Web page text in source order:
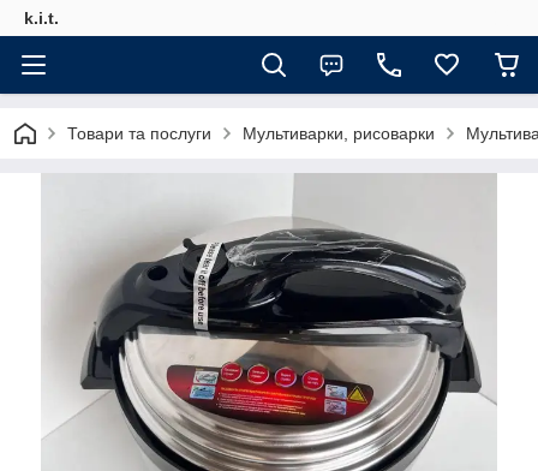
k.i.t.
Товари та послуги Мультиварки, рисоварки